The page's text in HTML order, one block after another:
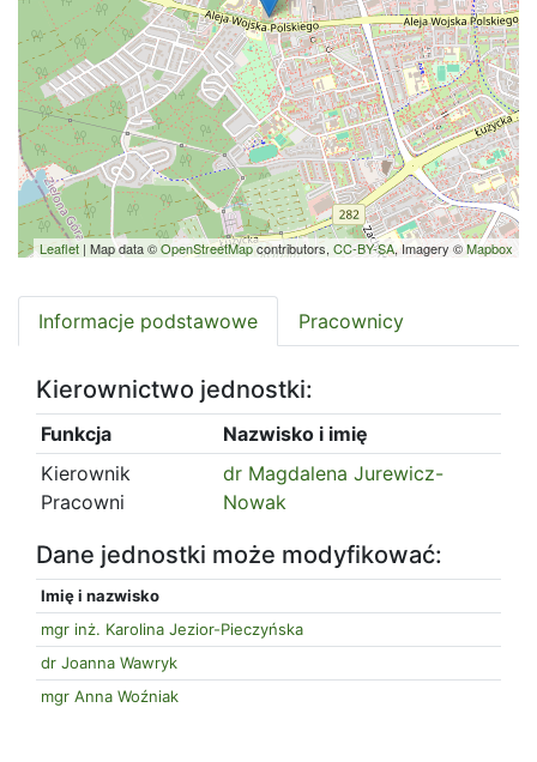
Leaflet | Map data ©OpenStreetMapcontributors, CC-BY-SA, Imagery ©Mapbox
Informacje podstawowe Pracownicy
Kierownictwo jednostki:
Funkcja
Nazwisko i imię
Kierownik
Pracowni
dr Magdalena Jurewicz-
Nowak
Dane jednostki może modyfikować:
Imię i nazwisko
mgr inż. Karolina Jezior-Pieczyńska
dr Joanna Wawryk
mgr Anna Woźniak